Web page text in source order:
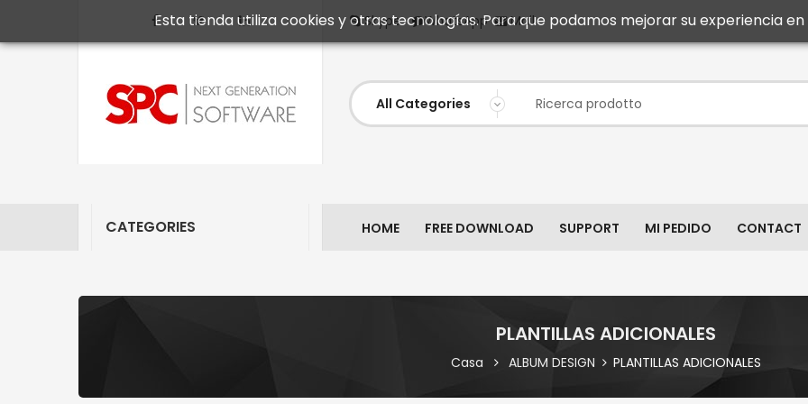
Skype WhatsApp Mail
CATEGORIES HOME FREE DOWNLOAD SUPPORT MI PEDIDO CONTACT
PLANTILLAS ADICIONALES
Casa ALBUM DESIGN PLANTILLAS ADICIONALES
Esta tienda utiliza cookies y otras tecnologías. Para que podamos mejorar su experiencia en